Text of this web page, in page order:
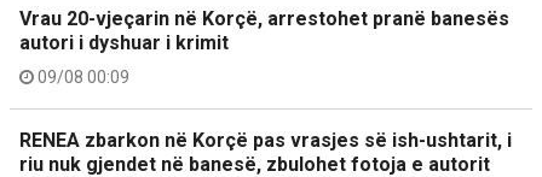
Vrau 20-vjeçarin në Korçë, arrestohet pranë banesës
autori i dyshuar i krimit
09/08 00:09
RENEA zbarkon në Korçë pas vrasjes së ish-ushtarit, i
riu nuk gjendet në banesë, zbulohet fotoja e autorit